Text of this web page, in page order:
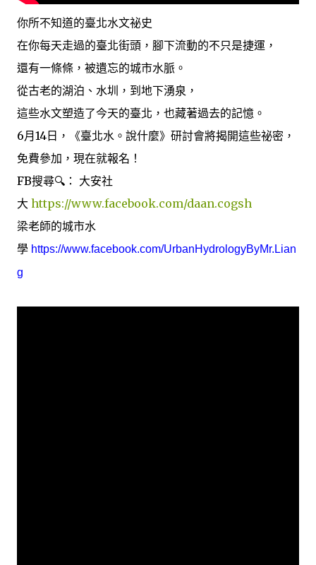
你所不知道的臺北水文祕史
在你每天走過的臺北街頭，腳下流動的不只是捷運，
還有一條條，被遺忘的城市水脈。
從古老的湖泊、水圳，到地下湧泉，
這些水文塑造了今天的臺北，也藏著過去的記憶。
6月14日，《臺北水。說什麼》研討會將揭開這些祕密，
免費參加，現在就報名！
FB搜尋🔍： 大安社
大 https://www.facebook.com/daan.cogsh
梁老師的城市水
學 https://www.facebook.com/UrbanHydrologyByMr.Lian
g